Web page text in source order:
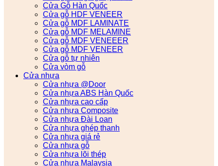
Cửa Gỗ Hàn Quốc
Cửa gỗ HDF VENEER
Cửa gỗ MDF LAMINATE
Cửa gỗ MDF MELAMINE
Cửa gỗ MDF VENEEER
Cửa gỗ MDF VENEER
Cửa gỗ tự nhiên
Cửa vòm gỗ
Cửa nhựa
Cửa nhựa @Door
Cửa nhựa ABS Hàn Quốc
Cửa nhựa cao cấp
Cửa nhựa Composite
Cửa nhựa Đài Loan
Cửa nhựa ghép thanh
Cửa nhựa giá rẻ
Cửa nhựa gỗ
Cửa nhựa lõi thép
Cửa nhựa Malaysia